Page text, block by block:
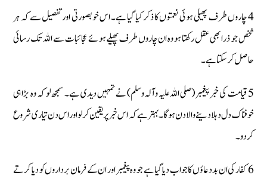
4 چاروں طرف پھیلی ہوئی نعمتوں کا ذکر کیا گیا ہے۔ اس خوبصورتی اور تفصیل سے کہ ہر
شخص جو ذرا بھی عقل رکھتا ہو وہ ان چاروں طرف پھیلے ہوئے عجائبات سے اللہ تک رسائی
حاصل کرسکتا ہے۔
5 قیامت کی خبر پیغمبر (صلی اللہ علیہ وآلہ وسلم) نے تمہیں دیدی ہے۔ سمجھ لو کہ وہ بڑا ہی
خوفناک دل دہلادینے والا دن ہوگا۔ بہتر ہے کہ اس خبر پر یقین کرلو اور اس دن تیاری شروع
کردو۔
6 کفار کی ان بددعاؤں کا جواب دیا گیا ہے جو وہ پیغمبر اور ان کے فرمان برداروں کو دیا کرتے